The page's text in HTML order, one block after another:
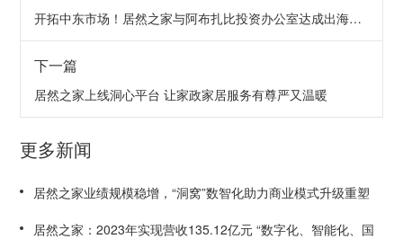
开拓中东市场！居然之家与阿布扎比投资办公室达成出海共识
下一篇
居然之家上线洞心平台 让家政家居服务有尊严又温暖
更多新闻
居然之家业绩规模稳增，“洞窝”数智化助力商业模式升级重塑
居然之家：2023年实现营收135.12亿元 “数字化、智能化、国